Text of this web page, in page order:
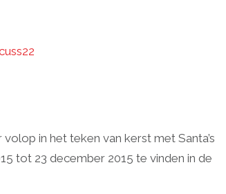
in het teken van kerst met Santa’s
tot 23 december 2015 te vinden in de